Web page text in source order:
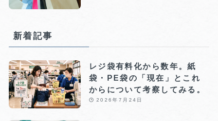
新着記事
レジ袋有料化から数年。紙
袋・PE袋の「現在」とこれ
からについて考察してみる。
2026年7月24日